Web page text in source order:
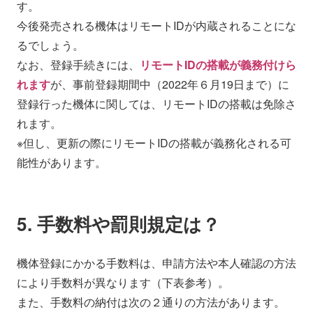
す。
今後発売される機体はリモートIDが内蔵されることにな
るでしょう。
なお、登録手続きには、
リモートIDの搭載が義務付けら
れますが、事前登録期間中（2022年６月19日まで）に
登録行った機体に関しては、リモートIDの搭載は免除さ
れます。
※但し、更新の際にリモートIDの搭載が義務化される可
能性があります。
5. 手数料や罰則規定は？
機体登録にかかる手数料は、申請方法や本人確認の方法
により手数料が異なります（下表参考）。
また、手数料の納付は次の２通りの方法があります。